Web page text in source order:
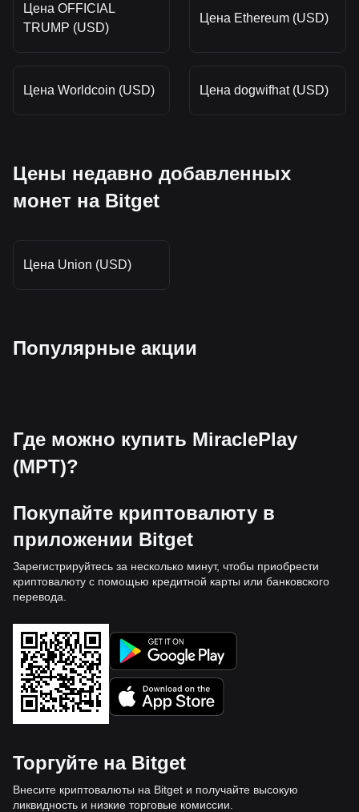
Цена OFFICIAL
TRUMP (USD)
Цена Ethereum (USD)
Цена Worldcoin (USD) Цена dogwifhat (USD)
Цены недавно добавленных
монет на Bitget
Цена Union (USD)
Популярные акции
Где можно купить MiraclePlay
(MPT)?
Покупайте криптовалюту в
приложении Bitget
Зарегистрируйтесь за несколько минут, чтобы приобрести
криптовалюту с помощью кредитной карты или банковского
перевода.
Торгуйте на Bitget
Внесите криптовалюты на Bitget и получайте высокую
ликвидность и низкие торговые комиссии.